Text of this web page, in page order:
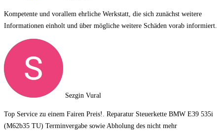
Kompetente und vorallem ehrliche Werkstatt, die sich zunächst weitere
Informationen einholt und über mögliche weitere Schäden vorab informiert.
Sezgin Vural
Top Service zu einem Fairen Preis!. Reparatur Steuerkette BMW E39 535i
(M62b35 TU) Terminvergabe sowie Abholung des nicht mehr